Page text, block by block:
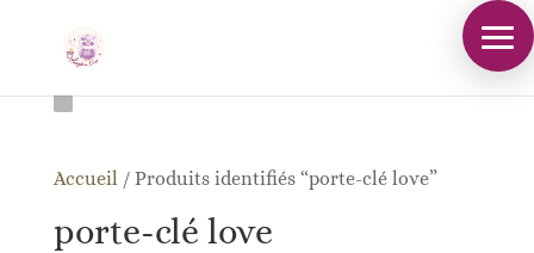
Accueil / Produits identifiés “porte-clé love”
porte-clé love